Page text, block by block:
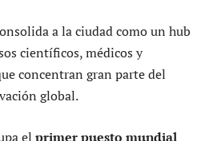
a la ciudad como un hub
científicos, médicos y
concentran gran parte del
global.
el primer puesto mundial